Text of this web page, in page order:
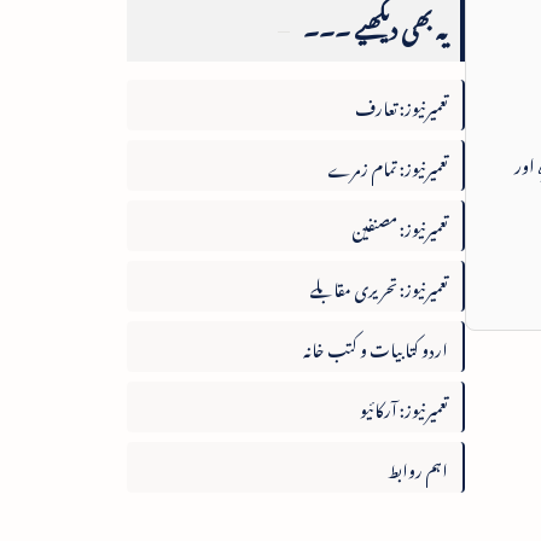
یہ بھی دیکھیے ۔۔۔
تعمیرنیوز: تعارف
تعمیرنیوز: تمام زمرے
تعمیرنیوز: مصنفین
تعمیرنیوز: تحریری مقابلے
اردو کتابیات و کتب خانہ
تعمیرنیوز: آرکائیو
اہم روابط